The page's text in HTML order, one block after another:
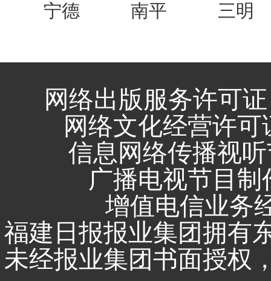
宁德
南平 三明
网络出版服务许可
网络文化经营许可
信息网络传播视
广播电视节目
增值电信业务
福建日报报业集团拥有
未经报业集团书面授权